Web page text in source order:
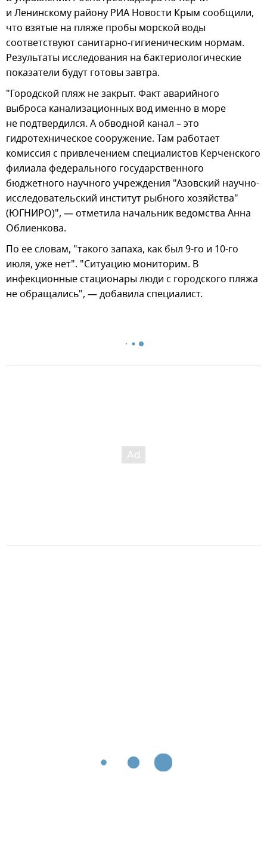
и Ленинскому району РИА Новости Крым сообщили,
что взятые на пляже пробы морской воды
соответствуют санитарно-гигиеническим нормам.
Результаты исследования на бактериологические
показатели будут готовы завтра.
"Городской пляж не закрыт. Факт аварийного
выброса канализационных вод именно в море
не подтвердился. А обводной канал – это
гидротехническое сооружение. Там работает
комиссия с привлечением специалистов Керченского
филиала федерального государственного
бюджетного научного учреждения "Азовский научно-
исследовательский институт рыбного хозяйства"
(ЮГНИРО)", — отметила начальник ведомства Анна
Облиенкова.
По ее словам, "такого запаха, как был 9-го и 10-го
июля, уже нет". "Ситуацию мониторим. В
инфекционные стационары люди с городского пляжа
не обращались", — добавила специалист.